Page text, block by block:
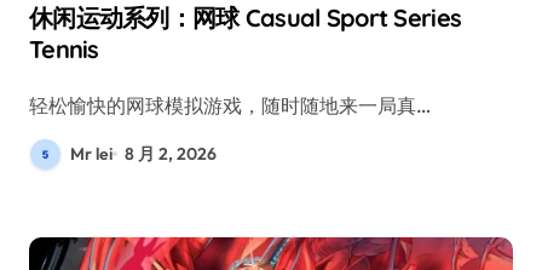
休闲运动系列：网球 Casual Sport Series
Tennis
轻松愉快的网球模拟游戏，随时随地来一局真…
Mr lei 8 月 2, 2026